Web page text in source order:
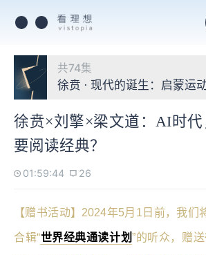
共74集
徐贲 · 现代的诞生：启蒙运
徐贲×刘擎×梁文道：AI时
要阅读经典？
01:59:44 26
【赠书活动】2024年5月1日前，我们
合辑“世界经典通读计划”的听众，赠